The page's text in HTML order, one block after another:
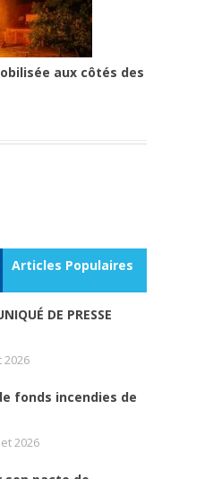
aux côtés des
Articles Populaires
DE PRESSE
2026
fonds incendies de
2026